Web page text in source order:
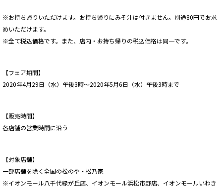
※お持ち帰りいただけます。お持ち帰りにみそ汁は付きません。別途80円でお求
めいただけます。
※全て税込価格です。また、店内・お持ち帰りの税込価格は同一です。
【フェア期間】
2020年4月29日（水）午後3時〜2020年5月6日（水）午後3時まで
【販売時間】
各店舗の営業時間に沿う
【対象店舗】
一部店舗を除く全国の松のや・松乃家
※イオンモール八千代緑が丘店、イオンモール浜松市野店、イオンモールいわき